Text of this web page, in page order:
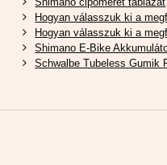
Hogyan válasszuk ki a
Hogyan válasszuk ki a
Shimano E-Bike
Schwalbe Tubeless Gumik